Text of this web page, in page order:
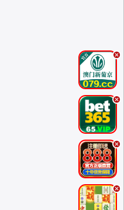
.
.
.
.